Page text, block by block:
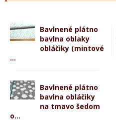
Bavlnené plátno
bavlna oblaky
obláčiky (mintové
...
Bavlnené plátno
bavlna obláčiky
na tmavo šedom
o...